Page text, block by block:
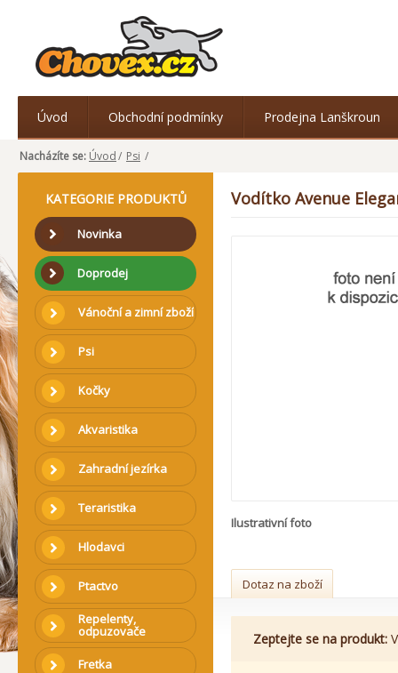
Úvod Obchodní podmínky Prodejna Lanškroun
Nacházíte se: Úvod/ Psi /
KATEGORIE PRODUKTŮ
Novinka
Doprodej
Vánoční a zimní zboží
Psi
Kočky
Akvaristika
Zahradní jezírka
Teraristika
Hlodavci
Ptactvo
Repelenty,
odpuzovače
Fretka
Vodítko Avenue
Ilustrativní foto
Dotaz na zboží
Zeptejte se na produkt: